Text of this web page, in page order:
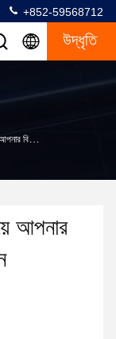
+852-59568712
উদ্ধৃতি
বৃদ্ধি করুন
আপনার